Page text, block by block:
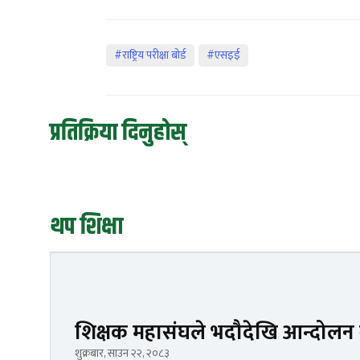
#राष्ट्रिय परीक्षा बोर्ड #एसइई
प्रतिक्रिया दिनुहोस्
थप शिक्षा
शिक्षक महासंघले भदौदेखि आन्दोलन
शुक्रबार, साउन २२, २०८३